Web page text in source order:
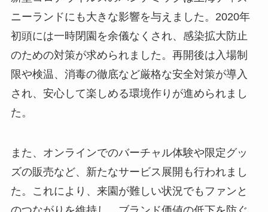
ニーランドにも大きな影響を与えました。2020年
初頭には一時閉園を余儀なくされ、感染拡大防止
のための対策が求められました。再開後は入場制
限や検温、消毒の徹底など厳格な安全対策が導入
され、安心して楽しめる環境作りが進められまし
た。
また、オンラインでのバーチャル体験や限定グッ
ズの販売など、新たなサービス展開も行われまし
た。これにより、来園が難しい状況でもファンと